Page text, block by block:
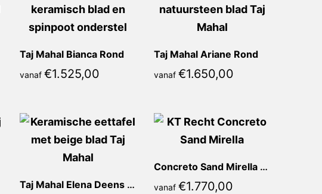
Taj Mahal Bianca Rond
vanaf €1.525,00
Taj Mahal Ariane Rond
vanaf €1.650,00
Taj Mahal Elena Deens Ovaal
Concreto Sand Mirella Recht
vanaf €1.770,00